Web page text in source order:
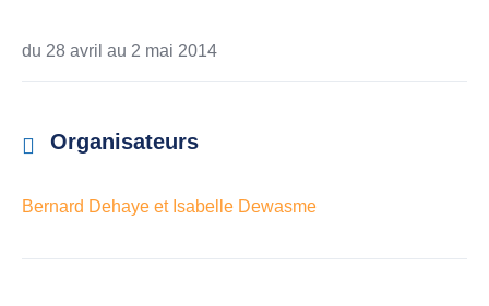
du 28 avril au 2 mai 2014
Organisateurs
Bernard Dehaye et Isabelle Dewasme